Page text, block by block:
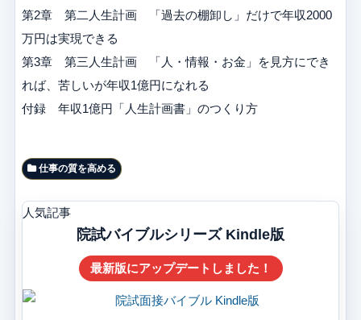
第2章 第二人生計画 「過去の棚卸し」だけで年収2000
万円は実現できる
第3章 第三人生計画 「人・情報・お金」を見方にでき
れば、苦しいが年収1億円になれる
付録 年収1億円「人生計画書」のつくり方
仕事の質を高める
人気記事
院試バイブルシリーズ Kindle版
最新版にアップデートしました！